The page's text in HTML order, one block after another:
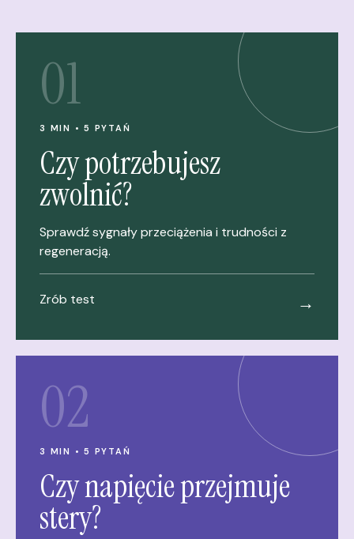
01
3 MIN • 5 PYTAŃ
Czy potrzebujesz
zwolnić?
Sprawdź sygnały przeciążenia i trudności z
regeneracją.
Zrób test →
02
3 MIN • 5 PYTAŃ
Czy napięcie przejmuje
stery?